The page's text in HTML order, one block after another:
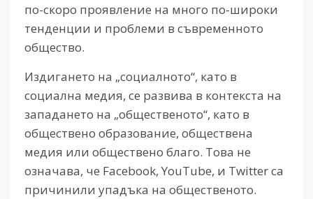
по-скоро проявление на много по-широки
тенденции и проблеми в съвременното
общество.
Издигането на „социалното“, като в
социална медия, се развива в контекста на
западането на „общественото“, като в
обществено образование, обществена
медия или обществено благо. Това не
означава, че Facebook, YouTube, и Twitter са
причинили упадъка на общественото.